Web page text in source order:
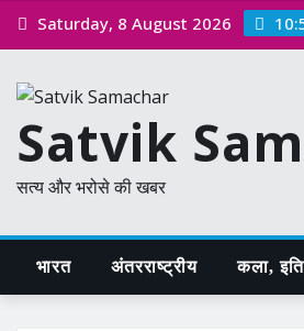
Skip Saturday, 8 August 2026
Satvik
सत्य और भरोसे की खबर
भारत अंतरराष्ट्रीय कला,